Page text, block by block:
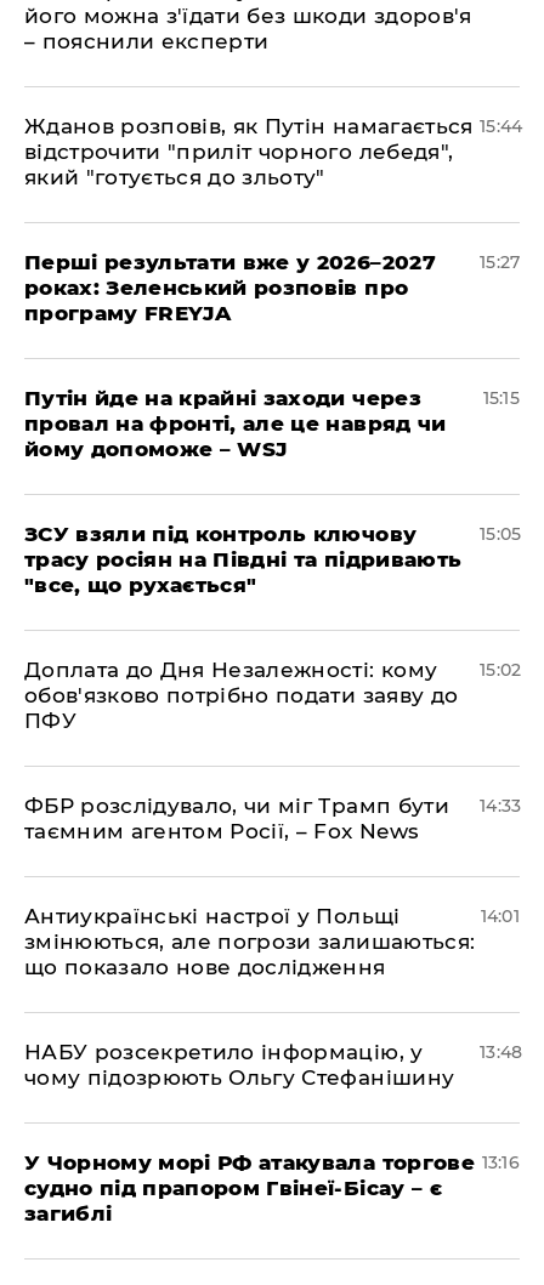
його можна з'їдати без шкоди здоров'я
– пояснили експерти
Жданов розповів, як Путін намагається
відстрочити "приліт чорного лебедя",
який "готується до зльоту"
15:44
Перші результати вже у 2026–2027
роках: Зеленський розповів про
програму FREYJA
15:27
Путін йде на крайні заходи через
провал на фронті, але це навряд чи
йому допоможе – WSJ
15:15
ЗСУ взяли під контроль ключову
трасу росіян на Півдні та підривають
"все, що рухається"
15:05
Доплата до Дня Незалежності: кому
обов'язково потрібно подати заяву до
ПФУ
15:02
ФБР розслідувало, чи міг Трамп бути
таємним агентом Росії, – Fox News
14:33
Антиукраїнські настрої у Польщі
змінюються, але погрози залишаються:
що показало нове дослідження
14:01
НАБУ розсекретило інформацію, у
чому підозрюють Ольгу Стефанішину
13:48
У Чорному морі РФ атакувала торгове
судно під прапором Гвінеї-Бісау – є
загиблі
13:16